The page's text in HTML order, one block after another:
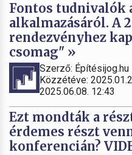
Fontos tudnivalók
alkalmazásáról. A
rendezvényhez
csomag" »
Szerző: Építésijog.hu
Közzétéve:
2025.06.08. 12:43
Ezt mondták a
érdemes részt
konferencián?